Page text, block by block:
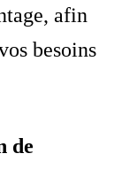
afin
besoins
de